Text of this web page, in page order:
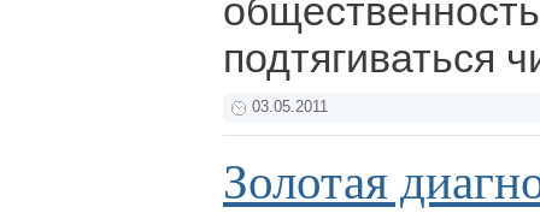
подтягиваться
03.05.2011
Золотая